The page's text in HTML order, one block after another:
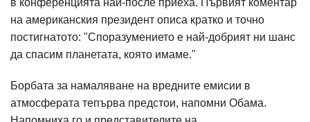
в конференцията най-после приеха. Първият коментар
на американския президент описа кратко и точно
постигнатото: "Споразумението е най-добрият ни шанс
да спасим планетата, която имаме."
Борбата за намаляване на вредните емисии в
атмосферата тепърва предстои, напомни Обама.